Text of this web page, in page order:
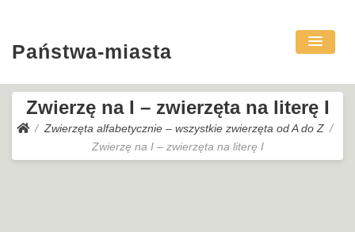
Państwa-miasta
Zwierzę na I – zwierzęta na literę I
Zwierzęta alfabetycznie – wszystkie zwierzęta od A do Z
Zwierzę na I – zwierzęta na literę I